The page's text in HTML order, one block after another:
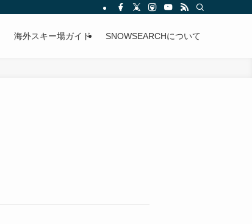
海外スキー場ガイド SNOWSEARCHについて